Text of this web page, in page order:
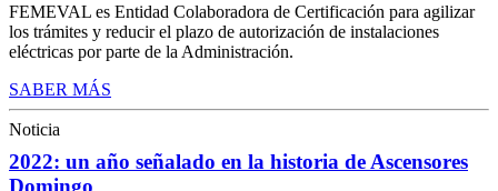
FEMEVAL es Entidad Colaboradora de Certificación para agilizar
los trámites y reducir el plazo de autorización de instalaciones
eléctricas por parte de la Administración.
SABER MÁS
Noticia
2022: un año señalado en la historia de Ascensores
Domingo